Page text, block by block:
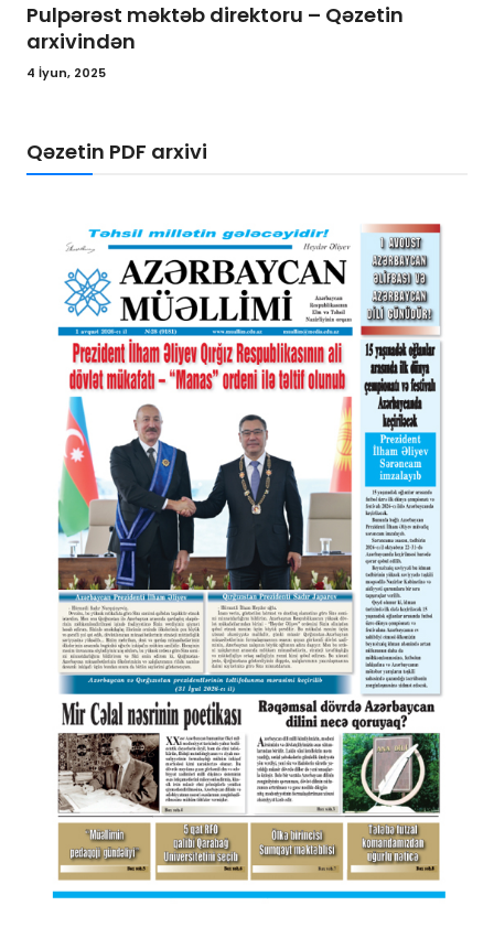
“Əxlaq qiymətləri” – Qəzetin arxivindən
27 May, 2025
Qəzetin PDF arxivi